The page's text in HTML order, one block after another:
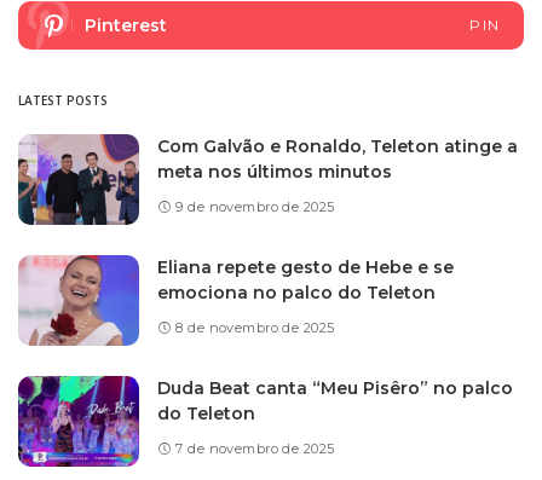
Pinterest PIN
LATEST POSTS
Com Galvão e Ronaldo, Teleton atinge a
meta nos últimos minutos
9 de novembro de 2025
Eliana repete gesto de Hebe e se
emociona no palco do Teleton
8 de novembro de 2025
Duda Beat canta “Meu Pisêro” no palco
do Teleton
7 de novembro de 2025